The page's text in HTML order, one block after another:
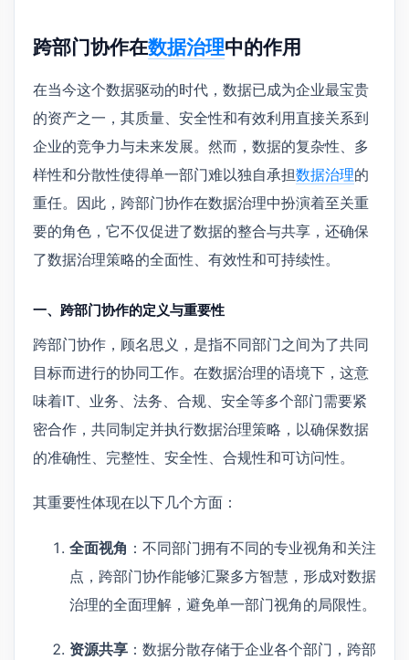
跨部门协作在数据治理中的作用
在当今这个数据驱动的时代，数据已成为企业最宝贵
的资产之一，其质量、安全性和有效利用直接关系到
企业的竞争力与未来发展。然而，数据的复杂性、多
样性和分散性使得单一部门难以独自承担数据治理的
重任。因此，跨部门协作在数据治理中扮演着至关重
要的角色，它不仅促进了数据的整合与共享，还确保
了数据治理策略的全面性、有效性和可持续性。
一、跨部门协作的定义与重要性
跨部门协作，顾名思义，是指不同部门之间为了共同
目标而进行的协同工作。在数据治理的语境下，这意
味着IT、业务、法务、合规、安全等多个部门需要紧
密合作，共同制定并执行数据治理策略，以确保数据
的准确性、完整性、安全性、合规性和可访问性。
其重要性体现在以下几个方面：
全面视角 ：不同部门拥有不同的专业视角和关注
点，跨部门协作能够汇聚多方智慧，形成对数据
治理的全面理解，避免单一部门视角的局限性。
资源共享 ：数据分散存储于企业各个部门，跨部